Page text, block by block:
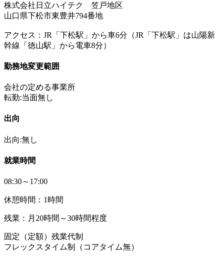
株式会社日立ハイテク 笠戸地区
山口県下松市東豊井794番地
アクセス：JR「下松駅」から車6分（JR「下松駅」は山陽新
幹線「徳山駅」から電車8分）
勤務地変更範囲
会社の定める事業所
転勤:当面無し
出向
出向:無し
就業時間
08:30～17:00
休憩時間：1時間
残業：月20時間～30時間程度
固定（定額）残業代制
フレックスタイム制（コアタイム無）